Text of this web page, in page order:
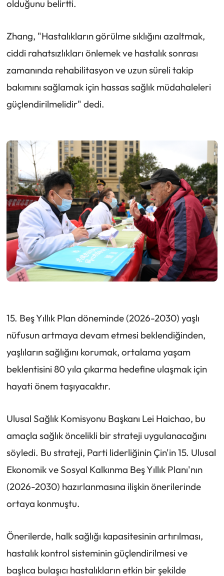
olduğunu belirtti.
Zhang, "Hastalıkların görülme sıklığını azaltmak,
ciddi rahatsızlıkları önlemek ve hastalık sonrası
zamanında rehabilitasyon ve uzun süreli takip
bakımını sağlamak için hassas sağlık müdahaleleri
güçlendirilmelidir" dedi.
15. Beş Yıllık Plan döneminde (2026-2030) yaşlı
nüfusun artmaya devam etmesi beklendiğinden,
yaşlıların sağlığını korumak, ortalama yaşam
beklentisini 80 yıla çıkarma hedefine ulaşmak için
hayati önem taşıyacaktır.
Ulusal Sağlık Komisyonu Başkanı Lei Haichao, bu
amaçla sağlık öncelikli bir strateji uygulanacağını
söyledi. Bu strateji, Parti liderliğinin Çin'in 15. Ulusal
Ekonomik ve Sosyal Kalkınma Beş Yıllık Planı'nın
(2026-2030) hazırlanmasına ilişkin önerilerinde
ortaya konmuştu.
Önerilerde, halk sağlığı kapasitesinin artırılması,
hastalık kontrol sisteminin güçlendirilmesi ve
başlıca bulaşıcı hastalıkların etkin bir şekilde